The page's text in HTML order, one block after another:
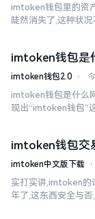
imtoken钱包里的资
陡然消失了,这种状况
打开钱包查看时
imtoken钱包是
文说清楚这玩意
imtoken钱包2.0 ⋅
imtoken钱包是什么
现出“imtoken钱包”
我也曾短暂错愕
imtoken钱包交
用户的一些心里
imtoken中文版下载 ⋅
实打实讲,imtoken的
年了,这东西安全与否